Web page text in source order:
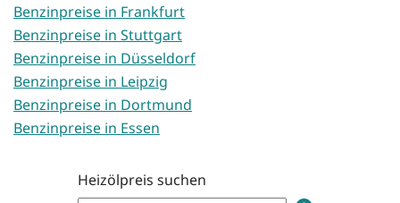
Benzinpreise in Frankfurt
Benzinpreise in Stuttgart
Benzinpreise in Düsseldorf
Benzinpreise in Leipzig
Benzinpreise in Dortmund
Benzinpreise in Essen
Heizölpreis suchen